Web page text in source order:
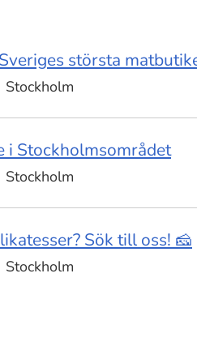
största
Stockholm
i Stockholmsområdet
Stockholm
Sök till oss! 🧀
Stockholm